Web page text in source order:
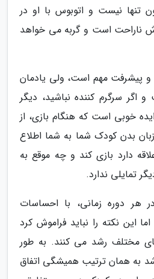
تنها نیست و اتوبوس با او در
ناراحت است و گربه می خواهد
و پیشرفت مهم است، ولی یادمان
سرگرم کننده نباشید، دیگر
خوبی است که هنگام بازی، از
بدن کودک شما به شما اطلاع
دارد بازی کند و چه موقع به
تمایلی ندارد.
هر دوره زمانی، با احساسات
این نکته را نباید فراموش کرد
مختلف رشد می کنند. به طور
به همان ترتیب همیشگی اتفاق